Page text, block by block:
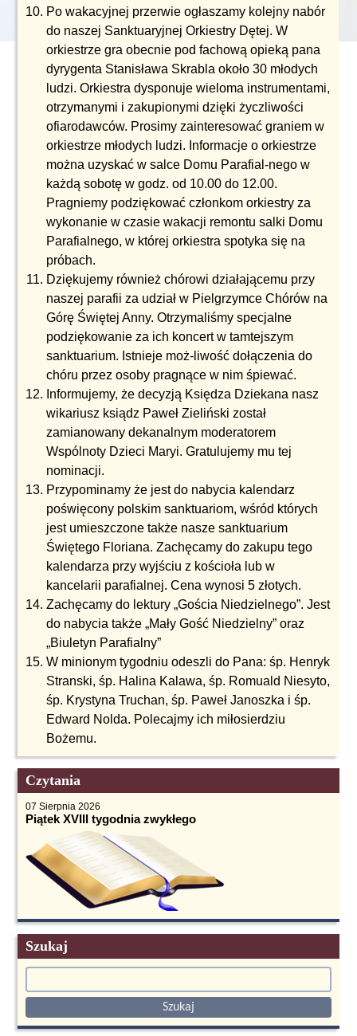
Po wakacyjnej przerwie ogłaszamy kolejny nabór
do naszej Sanktuaryjnej Orkiestry Dętej. W
orkiestrze gra obecnie pod fachową opieką pana
dyrygenta Stanisława Skrabla około 30 młodych
ludzi. Orkiestra dysponuje wieloma instrumentami,
otrzymanymi i zakupionymi dzięki życzliwości
ofiarodawców. Prosimy zainteresować graniem w
orkiestrze młodych ludzi. Informacje o orkiestrze
można uzyskać w salce Domu Parafial-nego w
każdą sobotę w godz. od 10.00 do 12.00.
Pragniemy podziękować członkom orkiestry za
wykonanie w czasie wakacji remontu salki Domu
Parafialnego, w której orkiestra spotyka się na
próbach.
Dziękujemy również chórowi działającemu przy
naszej parafii za udział w Pielgrzymce Chórów na
Górę Świętej Anny. Otrzymaliśmy specjalne
podziękowanie za ich koncert w tamtejszym
sanktuarium. Istnieje moż-liwość dołączenia do
chóru przez osoby pragnące w nim śpiewać.
Informujemy, że decyzją Księdza Dziekana nasz
wikariusz ksiądz Paweł Zieliński został
zamianowany dekanalnym moderatorem
Wspólnoty Dzieci Maryi. Gratulujemy mu tej
nominacji.
Przypominamy że jest do nabycia kalendarz
poświęcony polskim sanktuariom, wśród których
jest umieszczone także nasze sanktuarium
Świętego Floriana. Zachęcamy do zakupu tego
kalendarza przy wyjściu z kościoła lub w
kancelarii parafialnej. Cena wynosi 5 złotych.
Zachęcamy do lektury „Gościa Niedzielnego”. Jest
do nabycia także „Mały Gość Niedzielny” oraz
„Biuletyn Parafialny”
W minionym tygodniu odeszli do Pana: śp. Henryk
Stranski, śp. Halina Kalawa, śp. Romuald Niesyto,
śp. Krystyna Truchan, śp. Paweł Janoszka i śp.
Edward Nolda. Polecajmy ich miłosierdziu
Bożemu.
Czytania
07 Sierpnia 2026
Piątek XVIII tygodnia zwykłego
Szukaj